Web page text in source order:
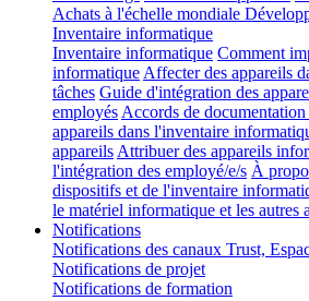
Achats à l'échelle mondiale
Inventaire informatique
Inventaire informatique Comment
informatique Affecter des appareils
tâches Guide d'intégration des
employés Accords de documentation
appareils dans l'inventaire
appareils Attribuer des appareils
l'intégration des employé/e/s À
dispositifs et de l'inventaire
le matériel informatique et les autres
Notifications
Notifications des canaux Trust,
Notifications de projet
Notifications de formation